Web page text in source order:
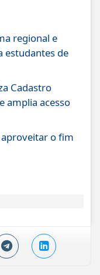
regional e
estudantes de
Cadastro
amplia acesso
o fim